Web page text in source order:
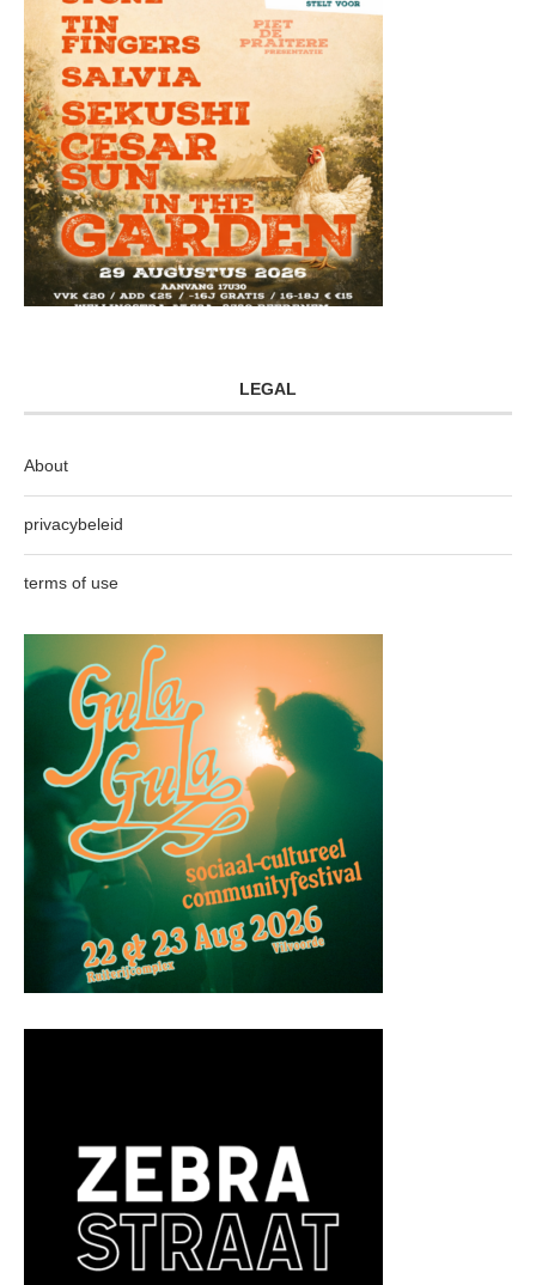
LEGAL
About
privacybeleid
terms of use